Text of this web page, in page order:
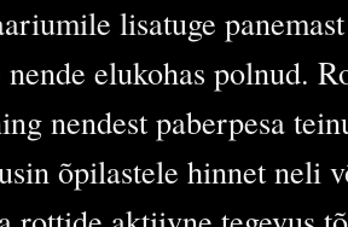
lisatuge
elukohas polnud.
nendest paberpesa
õpilastele hinnet neli